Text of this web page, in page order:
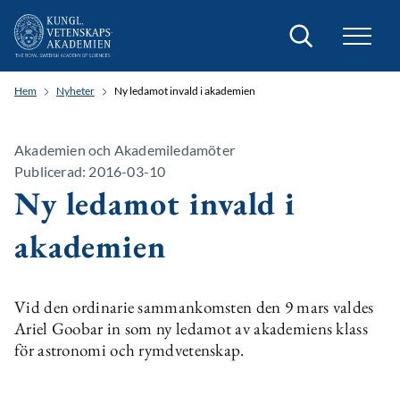
Sök
Hem Nyheter Ny ledamot invald i akademien
Akademien och Akademiledamöter
Publicerad: 2016-03-10
Ny ledamot invald i
akademien
Vid den ordinarie sammankomsten den 9 mars valdes
Ariel Goobar in som ny ledamot av akademiens klass
för astronomi och rymdvetenskap.